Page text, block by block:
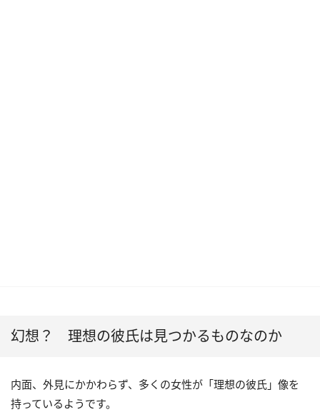
幻想？ 理想の彼氏は見つかるものなのか
内面、外見にかかわらず、多くの女性が「理想の彼氏」像を
持っているようです。